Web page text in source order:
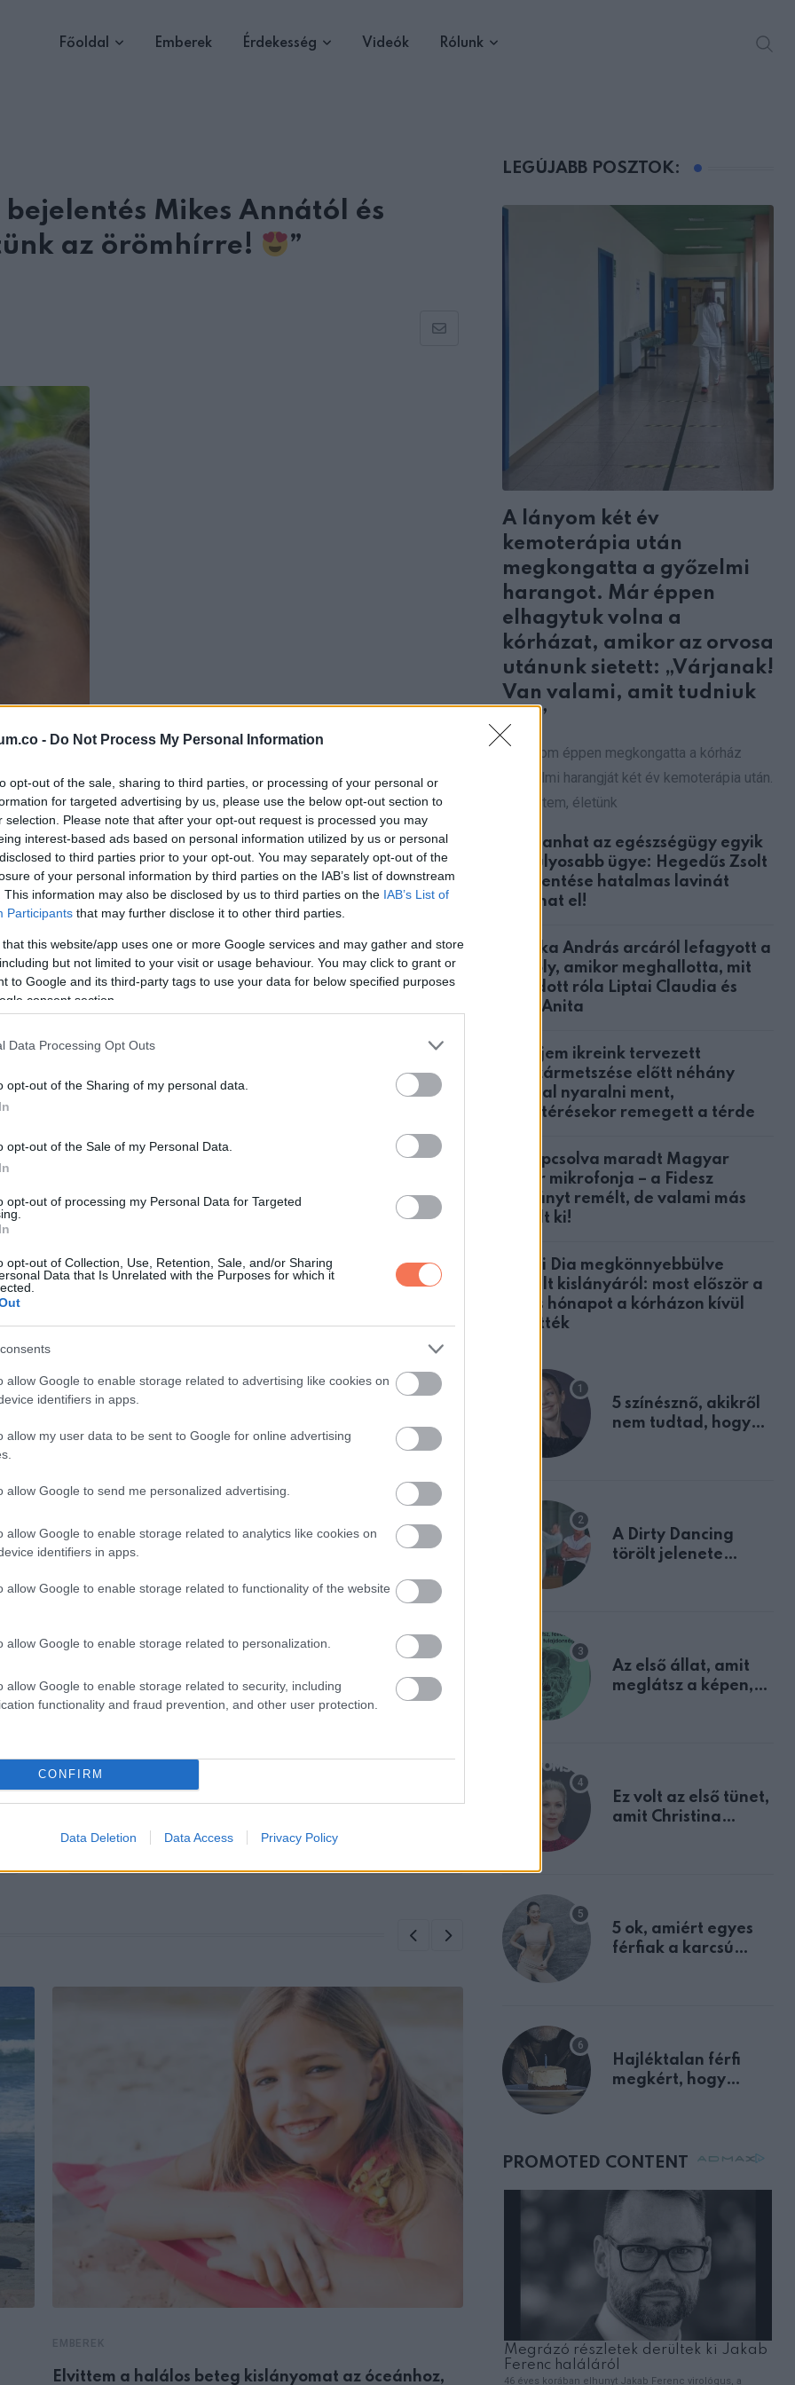
- Do Not Process My Personal Information
opt-out of the sale, sharing to third parties, or processing of your personal or
for targeted advertising by us, please use the below opt-out section to
selection. Please note that after your opt-out request is processed you may
interest-based ads based on personal information utilized by us or personal
to third parties prior to your opt-out. You may separately opt-out of the
of your personal information by third parties on the IAB’s list of downstream
This information may also be disclosed by us to third parties on the IAB’s List of
Participants that may further disclose it to other third parties.
that this website/app uses one or more Google services and may gather and store
but not limited to your visit or usage behaviour. You may click to grant or
to Google and its third-party tags to use your data for below specified purposes
consent section.
Data Processing Opt Outs
opt-out of the Sharing of my personal data.
opt-out of the Sale of my Personal Data.
opt-out of processing my Personal Data for Targeted
opt-out of Collection, Use, Retention, Sale, and/or Sharing
Data that Is Unrelated with the Purposes for which it
allow Google to enable storage related to advertising like cookies on
identifiers in apps.
allow my user data to be sent to Google for online advertising
allow Google to send me personalized advertising.
allow Google to enable storage related to analytics like cookies on
identifiers in apps.
allow Google to enable storage related to functionality of the website
allow Google to enable storage related to personalization.
allow Google to enable storage related to security, including
functionality and fraud prevention, and other user protection.
CONFIRM
Data Deletion Data Access Privacy Policy
Főoldal Emberek Érdekesség Videók Rólunk
Mikes Annától és
az örömhírre!
”
Share
amelyről a Meglepetés magazinnak adott interjúban meséltek. A
el, komoly döntéseket hozott a jövőjükkel kapcsolatban.
nem vállalta el, hogy több időt tölthessen a tánciskolájának
A táncművésznő elmondta, hogy soha nem érezte magát ilyen
új életszakasz kezdete, amelyet hosszas sportkarrier és folyamatos
jött el a megfelelő pillanat arra, hogy belevágjanak ebbe a közös
– nyilatkozta Mikes Anna, aki már készen áll az új kihívásokra a
jövőjük iránt. „Kiegyensúlyozott felnőttként tervezzük a közös
arra, hogy boldoggá tegye párját. Elárulta, hogy rengeteget
már nem azért lépnek kapcsolatba, mert nincs jobb, hanem mert
a kitartás és a kölcsönös támogatás a boldog és sikeres párkapcsolat
lányát! Fotókon Karla, Anna és Holli:
Elvittem a halálos beteg kislányomat az óceánhoz,
EMBEREK
Fájdalmas veszteség: Gálvölgyi János
LEGÚJABB POSZTOK:
A lányom két év
kemoterápia után
megkongatta a győzelmi
harangot. Már éppen
elhagytuk volna a
kórházat, amikor az orvosa
utánunk sietett: „Várjanak!
Van valami, amit tudniuk
kell”
A lányom éppen megkongatta a kórház
győzelmi harangját két év kemoterápia után.
Azt hittem, életünk
Robbanhat az egészségügy egyik
legsúlyosabb ügye: Hegedűs Zsolt
feljelentése hatalmas lavinát
indíthat el!
Csonka András arcáról lefagyott a
mosoly, amikor meghallotta, mit
mondott róla Liptai Claudia és
Ábel Anita
A férjem ikreink tervezett
császármetszése előtt néhány
nappal nyaralni ment,
hazatérésekor remegett a térde
Bekapcsolva maradt Magyar
Péter mikrofonja – a Fidesz
botrányt remélt, de valami más
derült ki!
Nyári Dia megkönnyebbülve
mesélt kislányáról: most először a
teljes hónapot a kórházon kívül
töltötték
5 színésznő, akikről
nem tudtad, hogy
A Dirty Dancing
törölt jelenete
Az első állat, amit
meglátsz a képen,
Ez volt az első tünet,
amit Christina
5 ok, amiért egyes
férfiak a karcsú
Hajléktalan férfi
megkért, hogy
mellettem ült az első